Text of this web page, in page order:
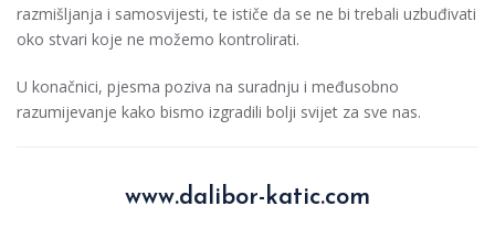
razmišljanja i samosvijesti, te ističe da se ne bi trebali uzbuđivati
oko stvari koje ne možemo kontrolirati.
U konačnici, pjesma poziva na suradnju i međusobno
razumijevanje kako bismo izgradili bolji svijet za sve nas.
www.dalibor-katic.com